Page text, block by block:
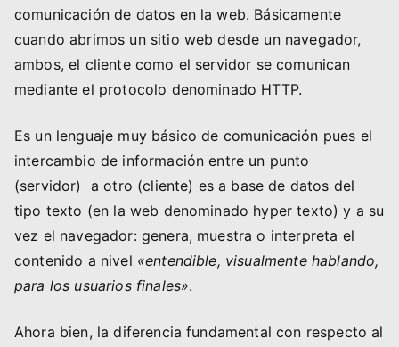
comunicación de datos en la web. Básicamente
cuando abrimos un sitio web desde un navegador,
ambos, el cliente como el servidor se comunican
mediante el protocolo denominado HTTP.
Es un lenguaje muy básico de comunicación pues el
intercambio de información entre un punto
(servidor) a otro (cliente) es a base de datos del
tipo texto (en la web denominado hyper texto) y a su
vez el navegador: genera, muestra o interpreta el
contenido a nivel «entendible, visualmente hablando,
para los usuarios finales».
Ahora bien, la diferencia fundamental con respecto al